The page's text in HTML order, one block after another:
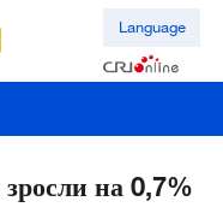
Language
на 0,7%